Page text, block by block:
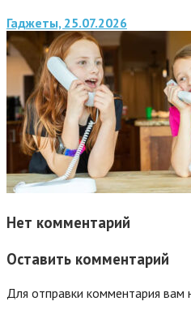
Гаджеты, 25.07.2026
Нет комментарий
Оставить комментарий
Для отправки комментария